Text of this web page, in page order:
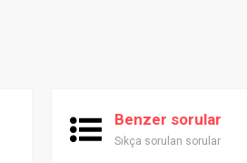
Benzer sorular
Sıkça sorulan sorular